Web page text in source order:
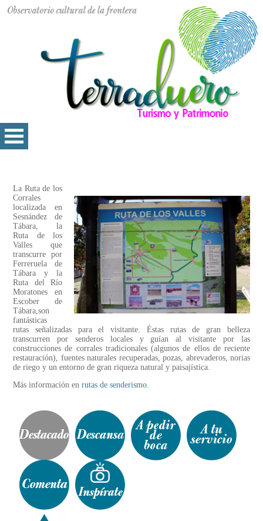
La Ruta de los
Corrales
localizada en
Sesnández de
Tábara, la
Ruta de los
Valles que
transcurre por
Ferreruela de
Tábara y la
Ruta del Río
Moratones en
Escober de
Tábara,son
fantásticas
rutas señalizadas para el visitante. Éstas rutas de gran belleza
transcurren por senderos locales y guían al visitante por las
construcciones de corrales tradicionales (algunos de ellos de reciente
restauración), fuentes naturales recuperadas, pozas, abrevaderos, norias
de riego y un entorno de gran riqueza natural y paisajística.
Más información en rutas de senderismo.